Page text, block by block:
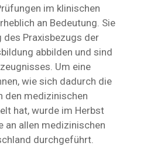
im klinischen
an Bedeutung. Sie
des Praxisbezugs der
abbilden und sind
Um eine
wie sich dadurch die
den medizinischen
hat, wurde im Herbst
an allen medizinischen
durchgeführt.